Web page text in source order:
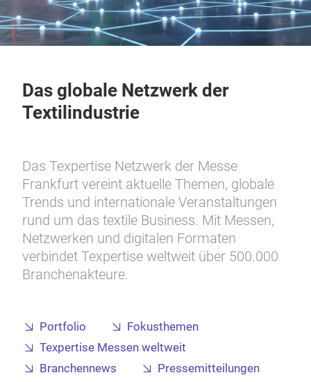
Das globale Netzwerk der
Textilindustrie
Das Texpertise Netzwerk der Messe
Frankfurt vereint aktuelle Themen, globale
Trends und internationale Veranstaltungen
rund um das textile Business. Mit Messen,
Netzwerken und digitalen Formaten
verbindet Texpertise weltweit über 500.000
Branchenakteure.
Portfolio
Fokusthemen
Texpertise Messen weltweit
Branchennews
Pressemitteilungen